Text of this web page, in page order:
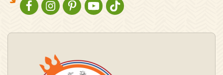
NATURESCANNER OP FACEBOOK
NATURESCANNER OP INSTAGRAM
NATURESCANNER OP PINTEREST
NATURESCANNER OP YOUTUBE
NATURESCANNER OP TIKTOK